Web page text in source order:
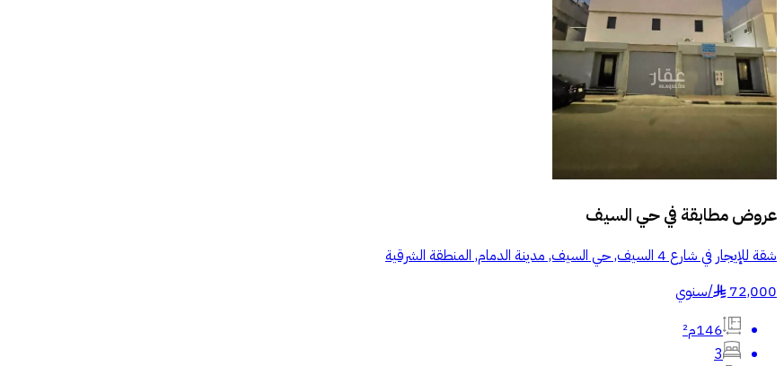
عروض مطابقة فيحي السيف
شقة للإيجار في شارع 4 السيف, حي السيف, مدينة الدمام, المنطقة الشرقية
72,000
§
/سنوي
146م²
3